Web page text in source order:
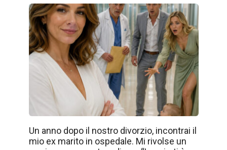
Un anno dopo il nostro divorzio, incontrai il
mio ex marito in ospedale. Mi rivolse un